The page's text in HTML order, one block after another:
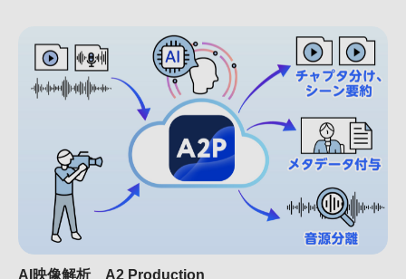
AI映像解析A2 Production